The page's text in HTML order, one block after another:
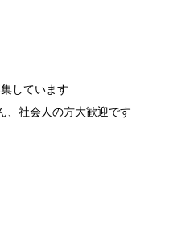
しています
、社会人の方大歓迎です